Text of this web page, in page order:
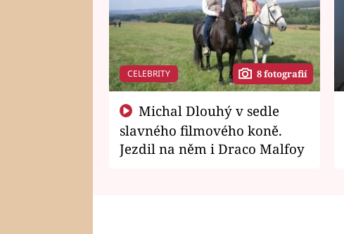
CELEBRITY 8 fotografií
slavného filmového koně.
Jezdil na něm i Draco Malfoy